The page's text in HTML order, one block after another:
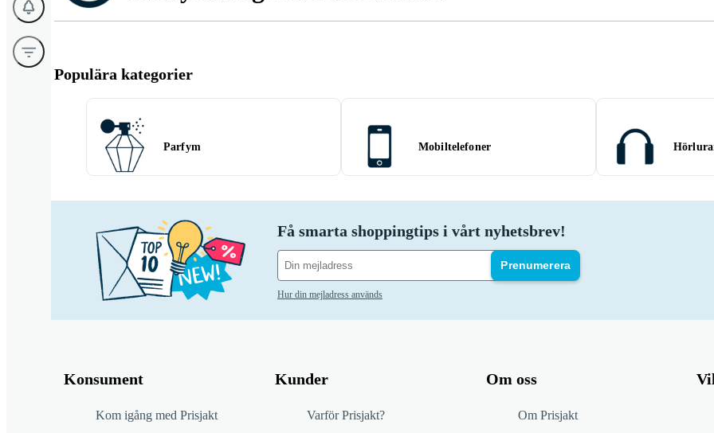
Populära kategorier
Parfym Mobiltelefoner
Få smarta shoppingtips i vårt nyhetsbrev!
Prenumerera
Hur din mejladress används
Konsument
Kom igång med Prisjakt
Kunder
Varför Prisjakt?
Om oss
Om Prisjakt